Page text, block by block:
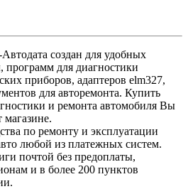
создан для удобных
программ для диагностики
приборов, адаптеров elm327,
для авторемонта. Купить
и ремонта автомобиля Вы
по ремонту и эксплуатации
любой из платежных систем.
почтой без предоплаты,
и в более 200 пунктов